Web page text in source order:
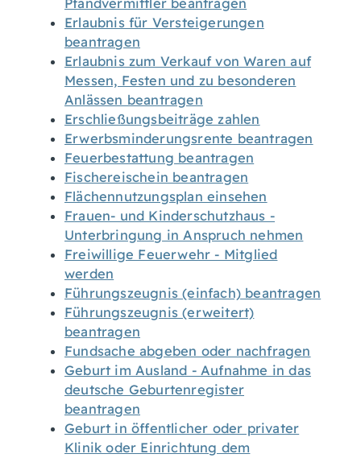
Pfandvermittler beantragen
Erlaubnis für Versteigerungen
beantragen
Erlaubnis zum Verkauf von Waren auf
Messen, Festen und zu besonderen
Anlässen beantragen
Erschließungsbeiträge zahlen
Erwerbsminderungsrente beantragen
Feuerbestattung beantragen
Fischereischein beantragen
Flächennutzungsplan einsehen
Frauen- und Kinderschutzhaus -
Unterbringung in Anspruch nehmen
Freiwillige Feuerwehr - Mitglied
werden
Führungszeugnis (einfach) beantragen
Führungszeugnis (erweitert)
beantragen
Fundsache abgeben oder nachfragen
Geburt im Ausland - Aufnahme in das
deutsche Geburtenregister
beantragen
Geburt in öffentlicher oder privater
Klinik oder Einrichtung dem